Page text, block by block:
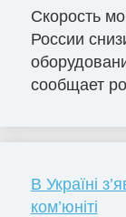
Скорость
России
сообщает
В Україні
ком’юніті